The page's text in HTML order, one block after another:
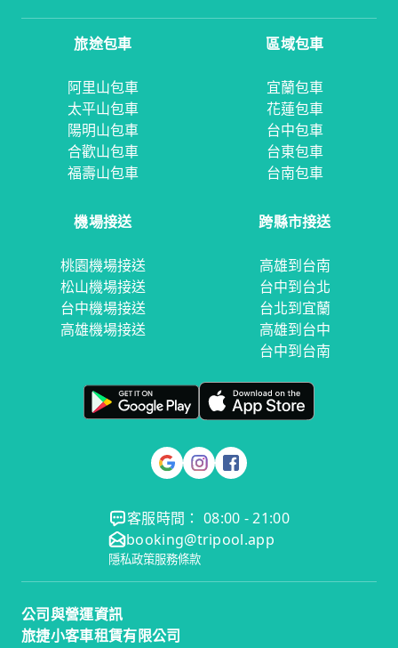
旅途包車
阿里山包車
太平山包車
陽明山包車
合歡山包車
福壽山包車
區域包車
宜蘭包車
花蓮包車
台中包車
台東包車
台南包車
機場接送
桃園機場接送
松山機場接送
台中機場接送
高雄機場接送
跨縣市接送
高雄到台南
台中到台北
台北到宜蘭
高雄到台中
台中到台南
客服時間： 08:00 - 21:00
booking@tripool.app
隱私政策服務條款
公司與營運資訊
旅捷小客車租賃有限公司